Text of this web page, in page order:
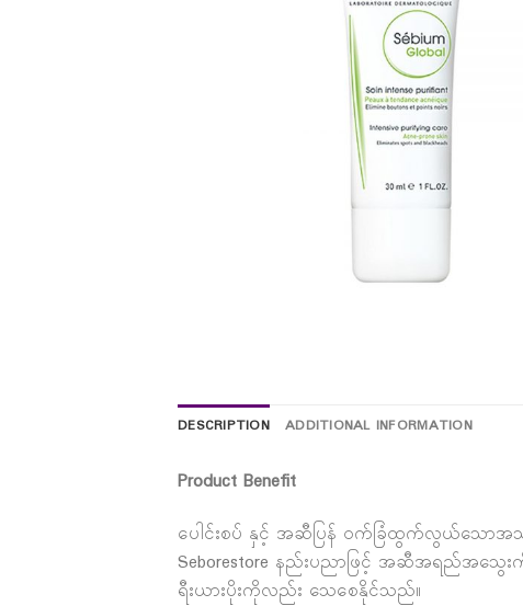
DESCRIPTION ADDITIONAL INFORMATION
Product Benefit
ပေါင်းစပ် နှင့် အဆီပြန် ဝက်ခြံထွက်လွယ်သောအ
Seborestore နည်းပညာဖြင့် အဆီအရည်အသွေ
ရီးယားပိုးကိုလည်း သေစေနိုင်သည်။